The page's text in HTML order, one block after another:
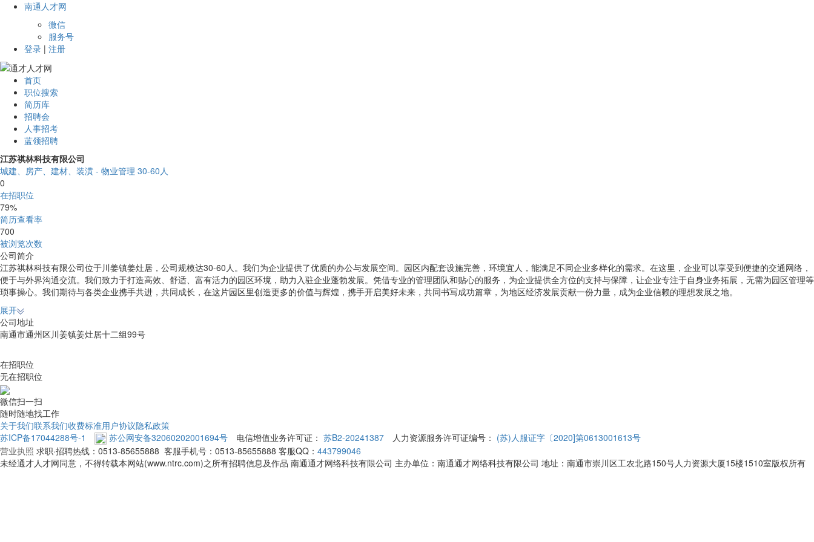
南通人才网
微信
服务号
登录 | 注册
首页
职位搜索
简历库
招聘会
人事招考
蓝领招聘
江苏祺林科技有限公司
城建、房产、建材、装潢 - 物业管理 30-60人
0
在招职位
79%
简历查看率
700
被浏览次数
公司简介
江苏祺林科技有限公司位于川姜镇姜灶居，公司规模达30-60人。我们为企业提供了优质的办公与发展空间。园区内配套设施完善，环境宜人，能满足不同企业多样化的需求。在这里，企业可以享受到便捷的交通网络，
便于与外界沟通交流。我们致力于打造高效、舒适、富有活力的园区环境，助力入驻企业蓬勃发展。凭借专业的管理团队和贴心的服务，为企业提供全方位的支持与保障，让企业专注于自身业务拓展，无需为园区管理等
琐事操心。我们期待与各类企业携手共进，共同成长，在这片园区里创造更多的价值与辉煌，携手开启美好未来，共同书写成功篇章，为地区经济发展贡献一份力量，成为企业信赖的理想发展之地。
展开
公司地址
南通市通州区川姜镇姜灶居十二组99号
在招职位
无在招职位
微信扫一扫
随时随地找工作
关于我们联系我们收费标准用户协议隐私政策
苏ICP备17044288号-1
苏公网安备32060202001694号 电信增值业务许可证： 苏B2-20241387 人力资源服务许可证编号： (苏)人服证字〔2020]第0613001613号
营业执照 求职·招聘热线： 0513-85655888 客服手机号： 0513-85655888 客服QQ： 443799046
未经通才人才网同意，不得转载本网站(www.ntrc.com)之所有招聘信息及作品 南通通才网络科技有限公司 主办单位：南通通才网络科技有限公司 地址：南通市崇川区工农北路150号人力资源大厦15楼1510室版权所有